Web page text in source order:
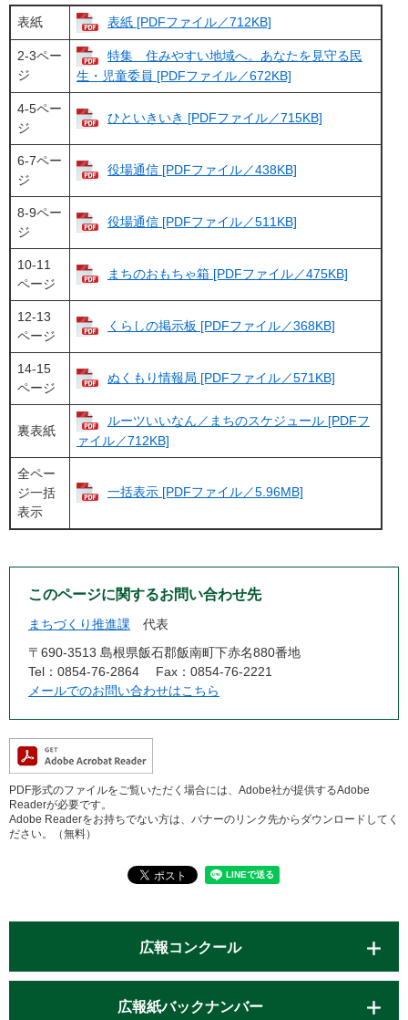
表紙 表紙 [PDFファイル／712KB]
2-3ペー
ジ
特集 住みやすい地域へ。あなたを見守る民
生・児童委員 [PDFファイル／672KB]
4-5ペー
ジ
ひといきいき [PDFファイル／715KB]
6-7ペー
ジ
役場通信 [PDFファイル／438KB]
8-9ペー
ジ
役場通信 [PDFファイル／511KB]
10-11
ページ
まちのおもちゃ箱 [PDFファイル／475KB]
12-13
ページ
くらしの掲示板 [PDFファイル／368KB]
14-15
ページ
ぬくもり情報局 [PDFファイル／571KB]
裏表紙
ルーツいいなん／まちのスケジュール [PDFフ
ァイル／712KB]
全ペー
ジ一括
表示
一括表示 [PDFファイル／5.96MB]
このページに関するお問い合わせ先
まちづくり推進課
代表
〒690-3513 島根県飯石郡飯南町下赤名880番地
Tel：0854-76-2864
Fax：0854-76-2221
メールでのお問い合わせはこちら
PDF形式のファイルをご覧いただく場合には、Adobe社が提供するAdobe
Readerが必要です。
Adobe Readerをお持ちでない方は、バナーのリンク先からダウンロードしてく
ださい。（無料）
広報コンクール
広報紙バックナンバー